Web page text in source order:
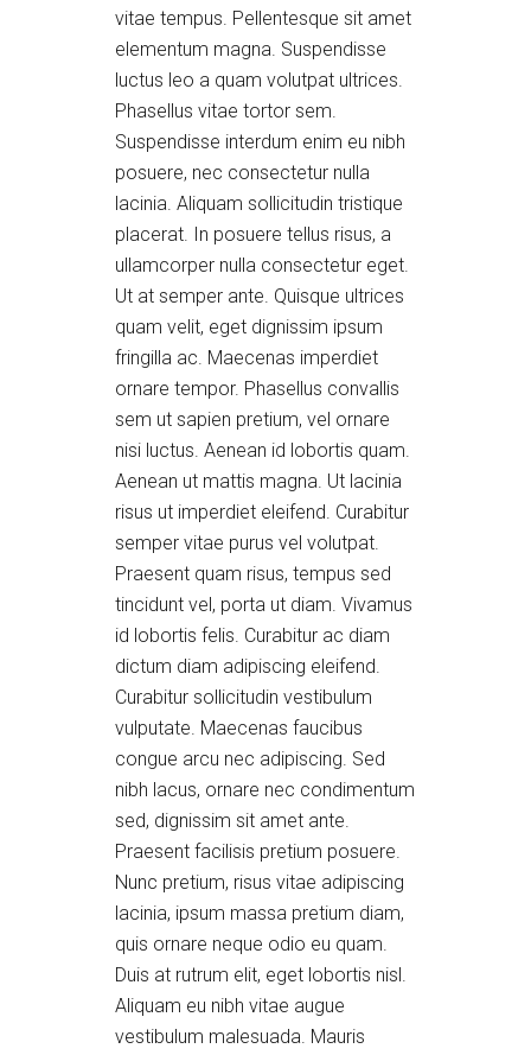
vitae tempus. Pellentesque sit amet
elementum magna. Suspendisse
luctus leo a quam volutpat ultrices.
Phasellus vitae tortor sem.
Suspendisse interdum enim eu nibh
posuere, nec consectetur nulla
lacinia. Aliquam sollicitudin tristique
placerat. In posuere tellus risus, a
ullamcorper nulla consectetur eget.
Ut at semper ante. Quisque ultrices
quam velit, eget dignissim ipsum
fringilla ac. Maecenas imperdiet
ornare tempor. Phasellus convallis
sem ut sapien pretium, vel ornare
nisi luctus. Aenean id lobortis quam.
Aenean ut mattis magna. Ut lacinia
risus ut imperdiet eleifend. Curabitur
semper vitae purus vel volutpat.
Praesent quam risus, tempus sed
tincidunt vel, porta ut diam. Vivamus
id lobortis felis. Curabitur ac diam
dictum diam adipiscing eleifend.
Curabitur sollicitudin vestibulum
vulputate. Maecenas faucibus
congue arcu nec adipiscing. Sed
nibh lacus, ornare nec condimentum
sed, dignissim sit amet ante.
Praesent facilisis pretium posuere.
Nunc pretium, risus vitae adipiscing
lacinia, ipsum massa pretium diam,
quis ornare neque odio eu quam.
Duis at rutrum elit, eget lobortis nisl.
Aliquam eu nibh vitae augue
vestibulum malesuada. Mauris